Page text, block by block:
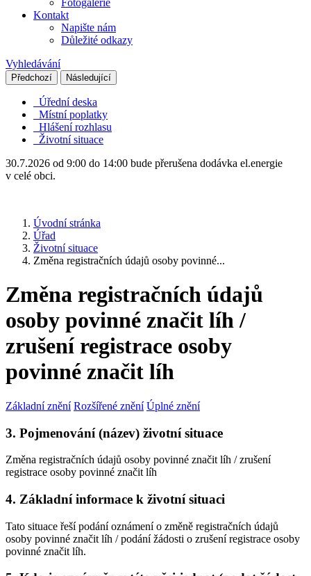
Fotogalerie
Kontakt
Napište nám
Důležité odkazy
Vyhledávání
Předchozí Následující
Úřední deska
Místní poplatky
Hlášení rozhlasu
Životní situace
30.7.2026 od 9:00 do 14:00 bude přerušena dodávka el.energie
v celé obci.
Úvodní stránka
Úřad
Životní situace
Změna registračních údajů osoby povinné...
Změna registračních údajů
osoby povinné značit líh /
zrušení registrace osoby
povinné značit líh
Základní znění Rozšířené znění Úplné znění
3. Pojmenování (název) životní situace
Změna registračních údajů osoby povinné značit líh / zrušení
registrace osoby povinné značit líh
4. Základní informace k životní situaci
Tato situace řeší podání oznámení o změně registračních údajů
osoby povinné značit líh / podání žádosti o zrušení registrace osoby
povinné značit líh.